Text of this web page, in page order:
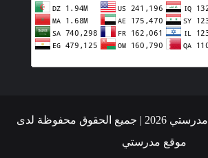
Copyright © موقع مدرستي 2026 | جميع الحقوق محفوظة لدى
موقع مدرستي